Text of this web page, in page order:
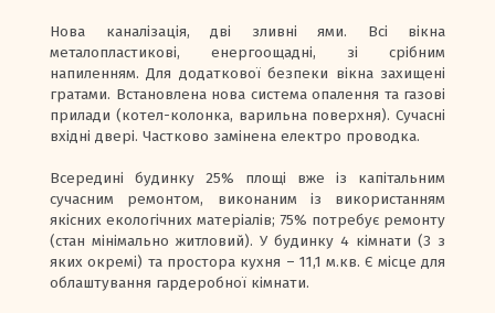
Нова каналізація, дві зливні ями. Всі вікна
металопластикові, енергоощадні, зі срібним
напиленням. Для додаткової безпеки вікна захищені
гратами. Встановлена нова система опалення та газові
прилади (котел-колонка, варильна поверхня). Сучасні
вхідні двері. Частково замінена електро проводка.
Всередині будинку 25% площі вже із капітальним
сучасним ремонтом, виконаним із використанням
якісних екологічних матеріалів; 75% потребує ремонту
(стан мінімально житловий). У будинку 4 кімнати (3 з
яких окремі) та простора кухня – 11,1 м.кв. Є місце для
облаштування гардеробної кімнати.